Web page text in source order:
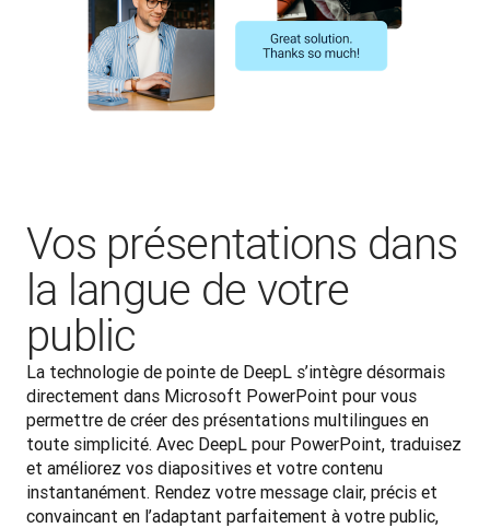
Vos présentations dans
la langue de votre
public
La technologie de pointe de DeepL s’intègre désormais
directement dans Microsoft PowerPoint pour vous
permettre de créer des présentations multilingues en
toute simplicité. Avec DeepL pour PowerPoint, traduisez
et améliorez vos diapositives et votre contenu
instantanément. Rendez votre message clair, précis et
convaincant en l’adaptant parfaitement à votre public,